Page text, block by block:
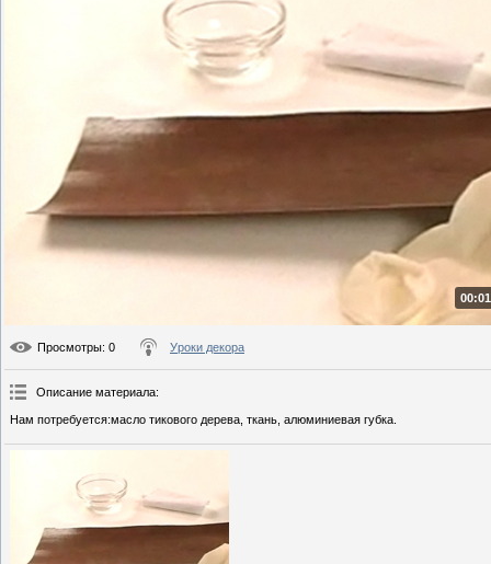
Просмотры: 0 Уроки декора
Описание материала:
Нам потребуется:масло тикового дерева, ткань, алюминиевая губка.